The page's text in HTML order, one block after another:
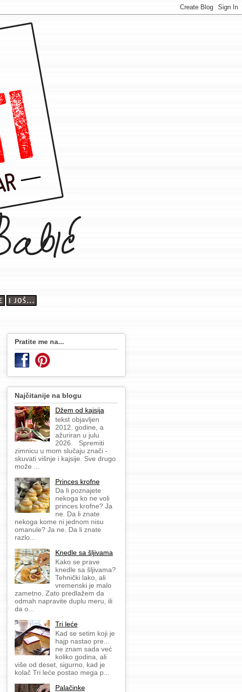
Pratite me na...
Najčitanije na blogu
Džem od kajsija
tekst objavljen
2012. godine, a
ažuriran u julu
2026. Spremiti
zimnicu u mom slučaju znači -
skuvati višnje i kajsije. Sve drugo
može ...
Princes krofne
Da li poznajete
nekoga ko ne voli
princes krofne? Ja
ne. Da li znate
nekoga kome ni jednom nisu
omanule? Ja ne. Da li znate
razlo...
Knedle sa šljivama
Kako se prave
knedle sa šljivama?
Tehnički lako, ali
vremenski je malo
zametno. Zato predlažem da
odmah napravite duplu meru, ili
da o...
Tri leće
Kad se setim koji je
hajp nastao pre...
ne znam sada već
koliko godina, ali
više od deset, sigurno, kad je
kolač Tri leće postao mega p...
Palačinke